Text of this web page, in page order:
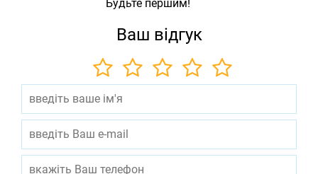
Будьте першим!
Ваш відгук